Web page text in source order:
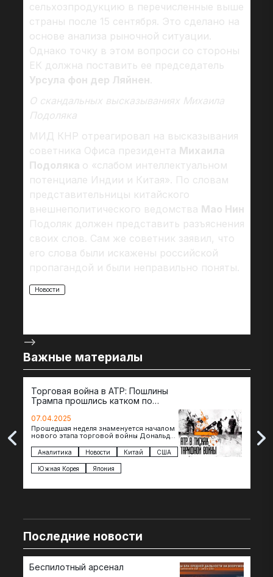
сельхозпродукцию в перечисленные выше
страны после 15 сентября. Это сделано на
основе анализа рыночной ситуации.
Однако точку в этом вопроси со стороны
ЕК должна поставить ее председатель
Урсула фон дер Ляйнен.
О скандальных высказываниях Михаила
Подоляка
МИД КНР отреагировал на высказывания
советника Офиса президента Михаила
Подоляка о «слабом интеллектуальном
потенциале Индии и Китая». По словам
представительницы китайского
внешнеполитического ведомства Мао Нин
Подоляк должен представить разъяснения
своих слов. Сам же советник заявил, что
его слова были искажены российской
пропагандой и были неправильно поняты.
Новости
-->
Важные материалы
Торговая война в АТР: Пошлины
Трампа прошлись катком по
07.04.2025
Прошедшая неделя знаменуется началом
нового этапа торговой войны Дональда
импорта из более 100 стран…
Аналитика Новости Китай США
Южная Корея Япония
The
Последние новости
Беспилотный арсенал